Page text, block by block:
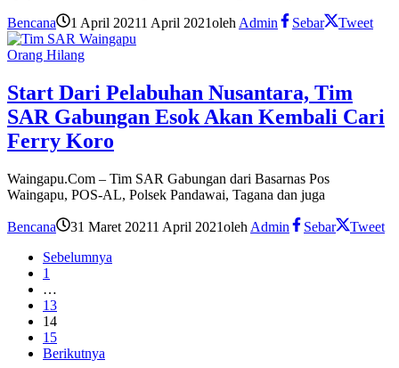
Bencana 1 April 20211 April 2021oleh Admin Sebar Tweet
Orang Hilang
Start Dari Pelabuhan Nusantara, Tim
SAR Gabungan Esok Akan Kembali Cari
Ferry Koro
Waingapu.Com – Tim SAR Gabungan dari Basarnas Pos
Waingapu, POS-AL, Polsek Pandawai, Tagana dan juga
Bencana 31 Maret 20211 April 2021oleh Admin Sebar
Tweet
Sebelumnya
1
…
13
14
15
Berikutnya